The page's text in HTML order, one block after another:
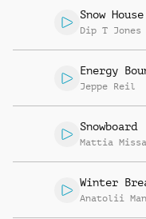
Snow House
Dip T Jones
Energy
Jeppe Reil
Snowboard
Mattia
Winter
Anatolii